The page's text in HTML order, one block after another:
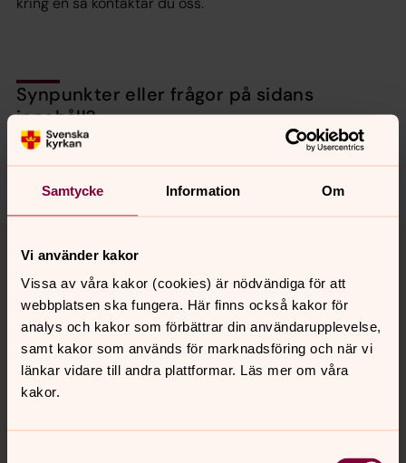
Samtycke Information Om
Vi använder kakor
Vissa av våra kakor (cookies) är nödvändiga för att
webbplatsen ska fungera. Här finns också kakor för
analys och kakor som förbättrar din användarupplevelse,
samt kakor som används för marknadsföring och när vi
länkar vidare till andra plattformar. Läs mer om våra
kakor.
Synpunkter eller frågor på sidans
innehåll?
medelpadssodra.pastorat@svenskakyrkan.se
Kontakt
Kalender